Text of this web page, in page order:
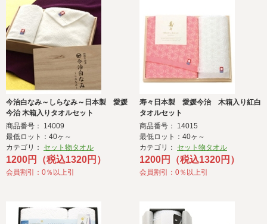
今治白なみ～しらなみ～日本製 愛媛
今治 木箱入りタオルセット
商品番号： 14009
最低ロット：40ヶ～
カテゴリ： セット物タオル
1200円（税込1320円）
会員割引：0％以上引
寿々日本製 愛媛今治 木箱入り紅白
タオルセット
商品番号： 14015
最低ロット：40ヶ～
カテゴリ： セット物タオル
1200円（税込1320円）
会員割引：0％以上引